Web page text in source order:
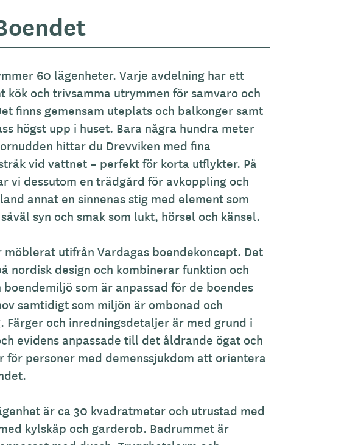
60 lägenheter. Varje avdelning har ett
kök och trivsamma utrymmen för samvaro och
finns gemensam uteplats och balkonger samt
högst upp i huset. Bara några hundra meter
hittar du Drevviken med fina
vid vattnet – perfekt för korta utflykter. På
vi dessutom en trädgård för avkoppling och
annat en sinnenas stig med element som
syn och smak som lukt, hörsel och känsel.
möblerat utifrån Vardagas boendekoncept. Det
nordisk design och kombinerar funktion och
som är anpassad för de boendes
samtidigt som miljön är ombonad och
Färger och inredningsdetaljer är med grund i
evidens anpassade till det åldrande ögat och
för personer med demenssjukdom att orientera
är ca 30 kvadratmeter och utrustad med
kylskåp och garderob. Badrummet är